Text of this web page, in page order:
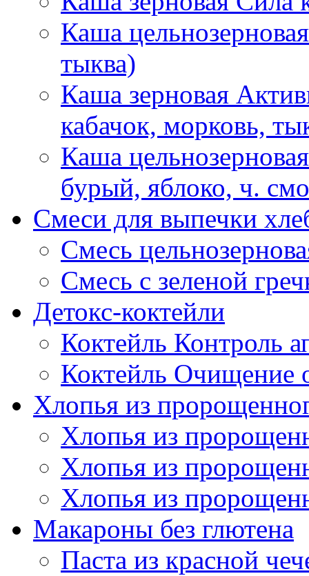
Каша
тыква)
Каша зерновая
кабачок, морковь,
Каша
бурый, яблоко, ч.
Смеси для выпечки
Смесь
Смесь с зеленой
Детокс-коктейли
Коктейль Контроль
Коктейль Очищение
Хлопья из
Хлопья из
Хлопья из
Хлопья из
Макароны без глютена
Паста из красной